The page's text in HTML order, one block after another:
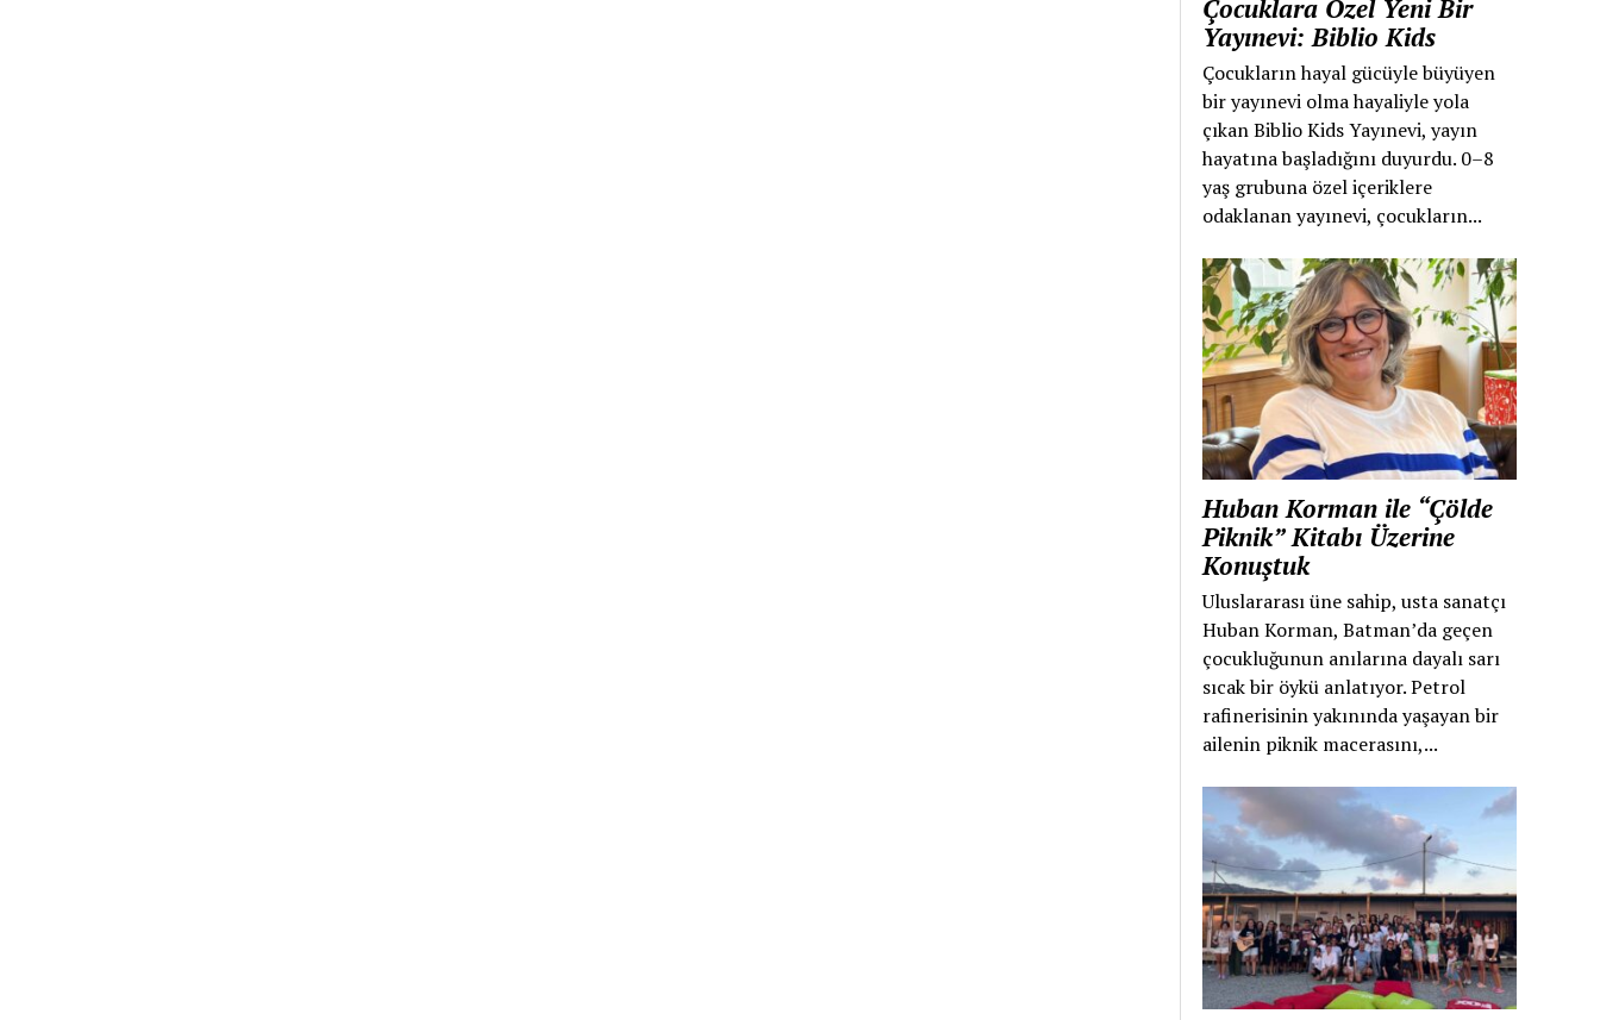
Çocuklara Özel Yeni Bir
Yayınevi: Biblio Kids
Çocukların hayal gücüyle büyüyen
bir yayınevi olma hayaliyle yola
çıkan Biblio Kids Yayınevi, yayın
hayatına başladığını duyurdu. 0–8
yaş grubuna özel içeriklere
odaklanan yayınevi, çocukların...
Huban Korman ile “Çölde
Piknik” Kitabı Üzerine
Konuştuk
Uluslararası üne sahip, usta sanatçı
Huban Korman, Batman’da geçen
çocukluğunun anılarına dayalı sarı
sıcak bir öykü anlatıyor. Petrol
rafinerisinin yakınında yaşayan bir
ailenin piknik macerasını,...